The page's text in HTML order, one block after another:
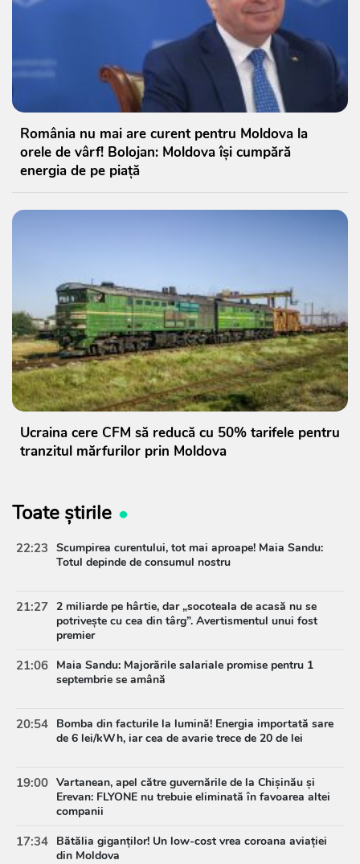
România nu mai are curent pentru Moldova la
orele de vârf! Bolojan: Moldova își cumpără
energia de pe piață
Ucraina cere CFM să reducă cu 50% tarifele pentru
tranzitul mărfurilor prin Moldova
Toate știrile
22:23 Scumpirea curentului, tot mai aproape! Maia Sandu:
Totul depinde de consumul nostru
21:27 2 miliarde pe hârtie, dar „socoteala de acasă nu se
potrivește cu cea din târg”. Avertismentul unui fost
premier
21:06 Maia Sandu: Majorările salariale promise pentru 1
septembrie se amână
20:54 Bomba din facturile la lumină! Energia importată sare
de 6 lei/kWh, iar cea de avarie trece de 20 de lei
19:00 Vartanean, apel către guvernările de la Chișinău și
Erevan: FLYONE nu trebuie eliminată în favoarea altei
companii
17:34 Bătălia giganților! Un low-cost vrea coroana aviației
din Moldova